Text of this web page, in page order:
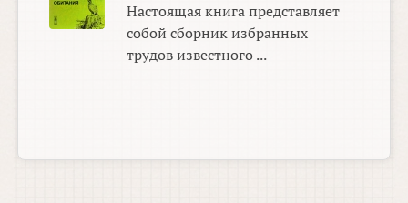
Настоящая книга представляет
собой сборник избранных
трудов известного ...